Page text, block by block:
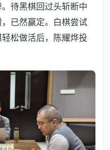
待黑棋回过头斩断中
已然赢定。白棋尝试
松做活后，陈耀烨投